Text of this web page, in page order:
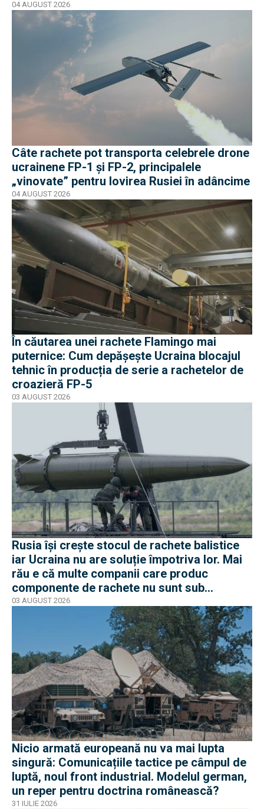
04 AUGUST 2026
Câte rachete pot transporta celebrele drone
ucrainene FP-1 și FP-2, principalele
„vinovate” pentru lovirea Rusiei în adâncime
04 AUGUST 2026
În căutarea unei rachete Flamingo mai
puternice: Cum depășește Ucraina blocajul
tehnic în producția de serie a rachetelor de
croazieră FP-5
03 AUGUST 2026
Rusia își crește stocul de rachete balistice
iar Ucraina nu are soluție împotriva lor. Mai
rău e că multe companii care produc
componente de rachete nu sunt sub
sancțiuni în Occident
03 AUGUST 2026
Nicio armată europeană nu va mai lupta
singură: Comunicațiile tactice pe câmpul de
luptă, noul front industrial. Modelul german,
un reper pentru doctrina românească?
31 IULIE 2026